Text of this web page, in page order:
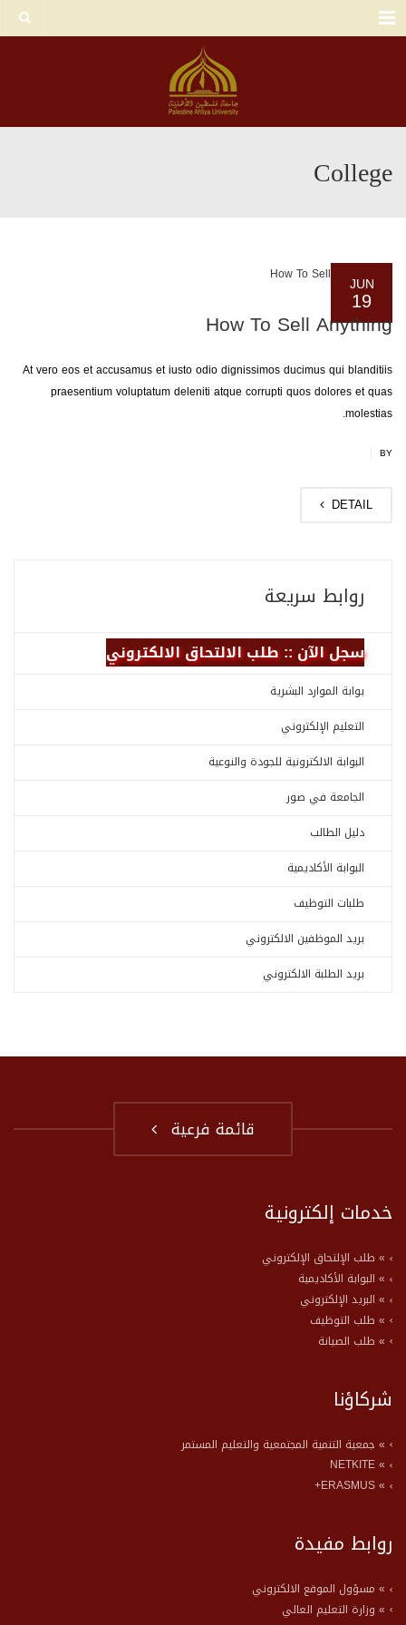
Menu
College
JUN
19
How To Sell Anything
At vero eos et accusamus et iusto odio dignissimos ducimus qui blanditiis
praesentium voluptatum deleniti atque corrupti quos dolores et quas
molestias.
BY
DETAIL
روابط سريعة
سجل الآن :: طلب الالتحاق الالكتروني
بوابة الموارد البشرية
التعليم الإلكتروني
البوابة الالكترونية للجودة والنوعية
الجامعة في صور
دليل الطالب
البوابة الأكاديمية
طلبات التوظيف
بريد الموظفين الالكتروني
بريد الطلبة الالكتروني
قائمة فرعية
خدمات إلكترونية
» طلب الإلتحاق الإلكتروني
» البوابة الأكاديمية
» البريد الإلكتروني
» طلب التوظيف
» طلب الصيانة
شركاؤنا
» جمعية التنمية المجتمعية والتعليم المستمر
» NETKITE
» ERASMUS+
روابط مفيدة
» مسؤول الموقع الالكتروني
» وزارة التعليم العالي